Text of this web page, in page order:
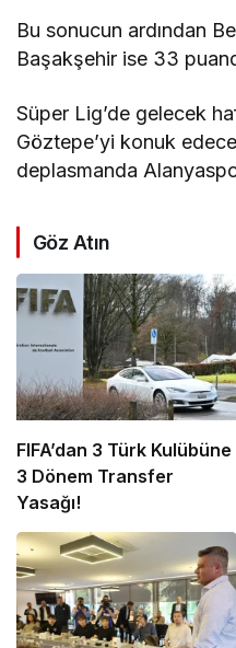
Bu sonucun ardından
Başakşehir ise 33
Süper Lig’de gelecek
Göztepe’yi konuk
deplasmanda
Göz Atın
FIFA’dan 3 Türk Kulübüne
3 Dönem Transfer
Yasağı!